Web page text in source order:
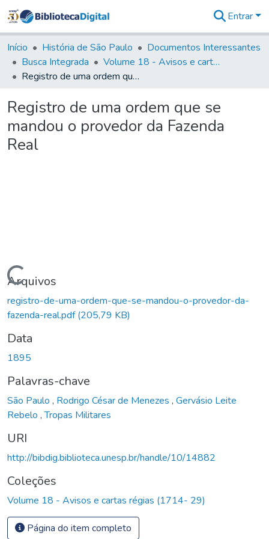
&
Coleções
Tudo na
Biblioteca
Estatísticas
Entrar
Início História de São Paulo
Documentos Interessantes
Busca Integrada
Volume 18 - Avisos e cartas régias (1714- 29)
Registro de uma ordem que se mandou o provedor da Fazenda Real
Registro de uma ordem que se
mandou o provedor da Fazenda
Real
Carregando...
Arquivos
registro-de-uma-ordem-que-se-mandou-o-provedor-da-
fazenda-real.pdf(205,79 KB)
Data
1895
Palavras-chave
São Paulo , Rodrigo César de Menezes , Gervásio Leite
Rebelo ,Tropas Militares
URI
http://bibdig.biblioteca.unesp.br/handle/10/14882
Coleções
Volume 18 - Avisos e cartas régias (1714- 29)
Página do item completo